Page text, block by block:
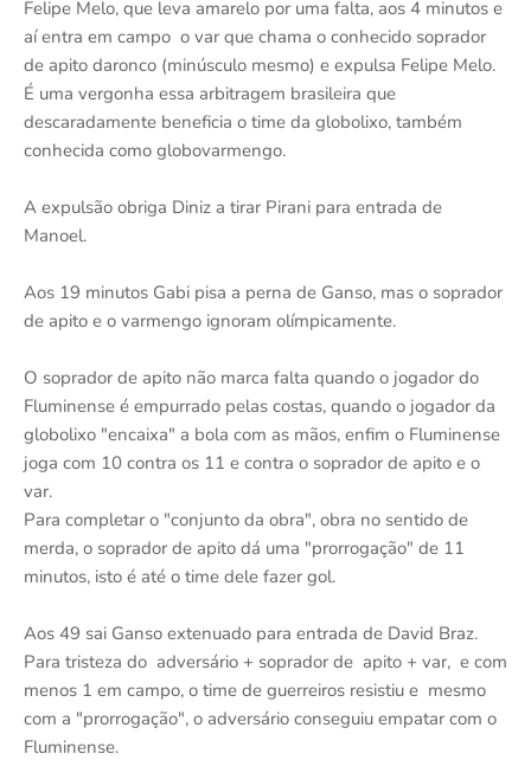
Felipe Melo, que leva amarelo por uma falta, aos 4 minutos e
aí entra em campo o var que chama o conhecido soprador
de apito daronco (minúsculo mesmo) e expulsa Felipe Melo.
É uma vergonha essa arbitragem brasileira que
descaradamente beneficia o time da globolixo, também
conhecida como globovarmengo.
A expulsão obriga Diniz a tirar Pirani para entrada de
Manoel.
Aos 19 minutos Gabi pisa a perna de Ganso, mas o soprador
de apito e o varmengo ignoram olímpicamente.
O soprador de apito não marca falta quando o jogador do
Fluminense é empurrado pelas costas, quando o jogador da
globolixo "encaixa" a bola com as mãos, enfim o Fluminense
joga com 10 contra os 11 e contra o soprador de apito e o
var.
Para completar o "conjunto da obra", obra no sentido de
merda, o soprador de apito dá uma "prorrogação" de 11
minutos, isto é até o time dele fazer gol.
Aos 49 sai Ganso extenuado para entrada de David Braz.
Para tristeza do adversário + soprador de apito + var, e com
menos 1 em campo, o time de guerreiros resistiu e mesmo
com a "prorrogação", o adversário conseguiu empatar com o
Fluminense.